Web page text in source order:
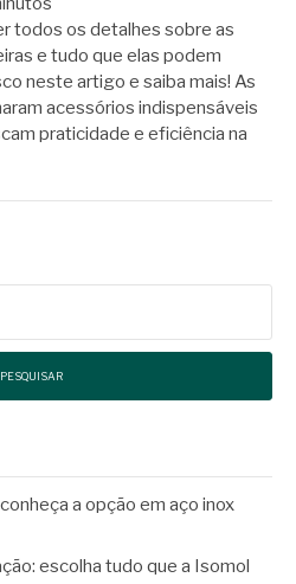
todos os detalhes sobre as
e tudo que elas podem
neste artigo e saiba mais! As
acessórios indispensáveis
praticidade e eficiência na
a opção em aço inox
escolha tudo que a Isomol